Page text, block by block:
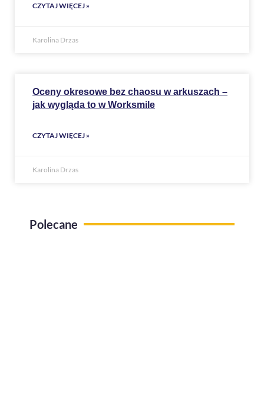
CZYTAJ WIĘCEJ »
Karolina Drzas
Oceny okresowe bez chaosu w arkuszach –
jak wygląda to w Worksmile
CZYTAJ WIĘCEJ »
Karolina Drzas
Polecane